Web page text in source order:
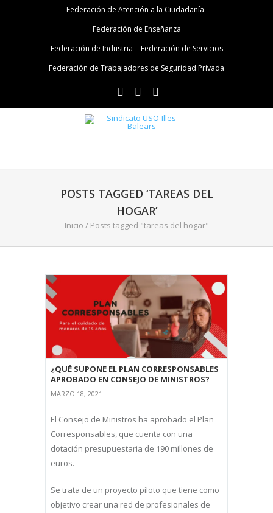
Federación de Atención a la Ciudadanía
Federación de Enseñanza
Federación de Industria
Federación de Servicios
Federación de Trabajadores de Seguridad Privada
POSTS TAGGED ‘TAREAS DEL
HOGAR’
Inicio / Posts tagged "tareas del hogar"
¿QUÉ SUPONE EL PLAN CORRESPONSABLES
APROBADO EN CONSEJO DE MINISTROS?
MARZO 18, 2021
El Consejo de Ministros ha aprobado el Plan
Corresponsables, que cuenta con una
dotación presupuestaria de 190 millones de
euros.
Se trata de un proyecto piloto que tiene como
objetivo crear una red de profesionales de